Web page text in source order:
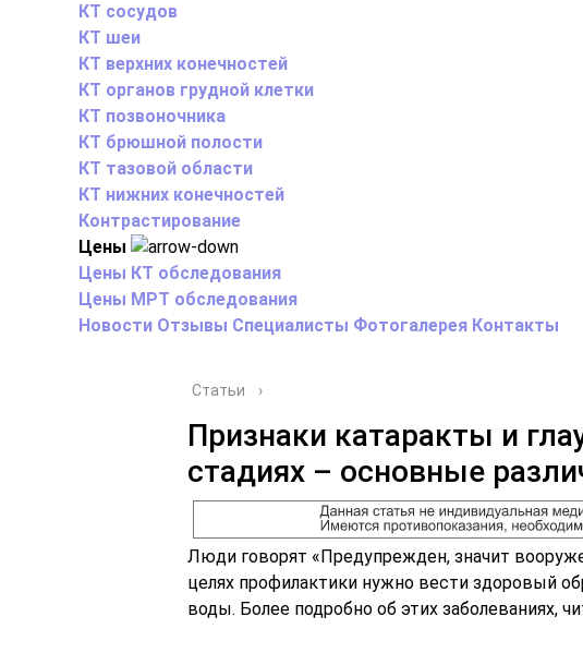
КТ сосудов
КТ шеи
КТ верхних конечностей
КТ органов грудной клетки
КТ позвоночника
КТ брюшной полости
КТ тазовой области
КТ нижних конечностей
Контрастирование
Цены
Цены КТ обследования
Цены МРТ обследования
Новости Отзывы Специалисты Фотогалерея Контакты
Статьи ›
Признаки катаракты и
стадиях – основные
Люди говорят «Предупрежден, значит
целях профилактики нужно вести здоровый
воды. Более подробно об этих заболеваниях,